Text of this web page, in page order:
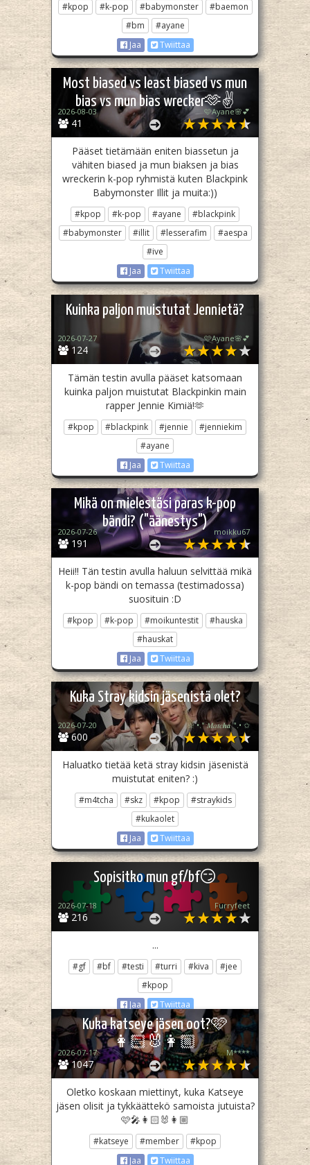
#kpop #k-pop #babymonster
#baemon
#bm
#ayane
Jaa
Twiittaa
Most biased vs least biased vs mun
bias vs mun bias wrecker🫶✌
41
2026-08-03 🩷Ayane🌸💕
Pääset tietämään eniten biassetun ja
vähiten biased ja mun biaksen ja bias
wreckerin k-pop ryhmistä kuten Blackpink
Babymonster Illit ja muita:))
#kpop #k-pop #ayane
#blackpink
#babymonster
#illit #lesserafim
#aespa
#ive
Jaa
Twiittaa
Kuinka paljon muistutat Jennietä?
124
2026-07-27 🩷Ayane🌸💕
Tämän testin avulla pääset katsomaan
kuinka paljon muistutat Blackpinkin main
rapper Jennie Kimiä!🫶
#kpop #blackpink #jennie
#jenniekim
#ayane
Jaa
Twiittaa
Mikä on mielestäsi paras k-pop
bändi? ("äänestys")
191
2026-07-26 moikku67
Heii!! Tän testin avulla haluun selvittää mikä
k-pop bändi on temassa (testimadossa)
suosituin :D
#kpop #k-pop #moikuntestit
#hauska
#hauskat
Jaa
Twiittaa
Kuka Stray kidsin jäsenistä olet?
600
2026-07-20 ☆ •." 𝑀𝑎𝑡𝑐𝒉𝒂 ".• ✩
Haluatko tietää ketä stray kidsin jäsenistä
muistutat eniten? :)
#m4tcha #skz #kpop
#straykids
#kukaolet
Jaa
Twiittaa
Sopisitko mun gf/bf😏
216
2026-07-18 Furryfeet
...
#gf #bf #testi #turri #kiva
#jee
#kpop
Jaa
Twiittaa
Kuka katseye jäsen oot?🩷
👩🏻‍🐰‍👩🏼
1047
2026-07-17 M****
Oletko koskaan miettinyt, kuka Katseye
jäsen olisit ja tykkäättekö samoista jutuista?
🩷🎤👩🏻‍🐰‍👩🏼
#katseye #member
#kpop
Jaa
Twiittaa